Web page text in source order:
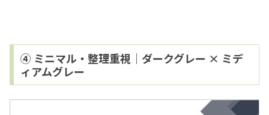
④ ミニマル・整理重視｜ダークグレー × ミデ
ィアムグレー